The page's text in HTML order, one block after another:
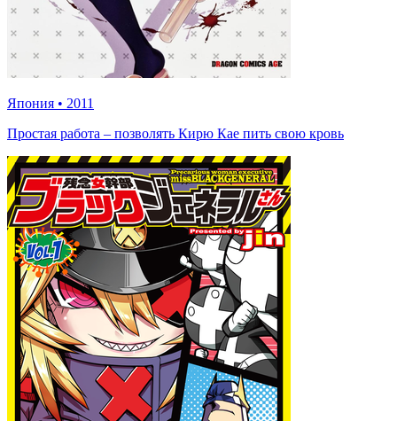
Япония • 2011
Простая работа – позволять Кирю Кае пить свою кровь